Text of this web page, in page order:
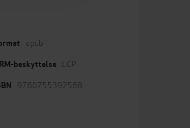
epub
beskyttelse LCP
9780755392568